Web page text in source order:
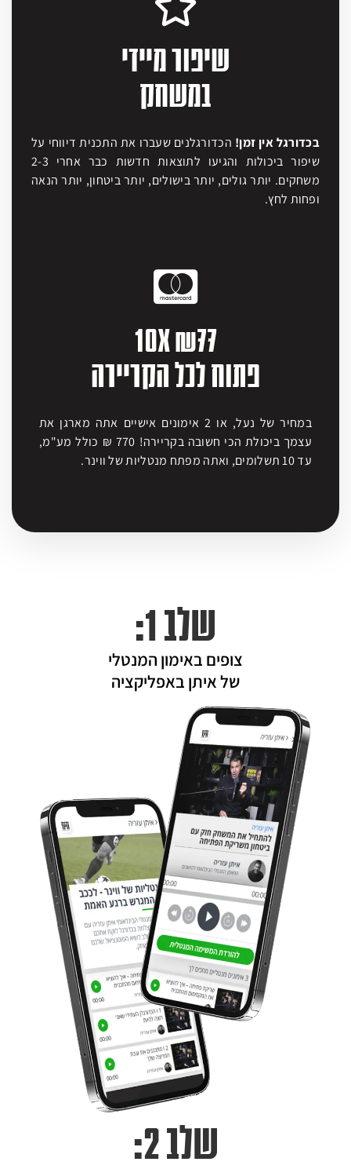
שיפור מיידי
במשחק
בכדורגל אין זמן!הכדורגלנים שעברו את התכנית דיווחי על
שיפור ביכולות
והגיעו לתוצאות חדשות כבר אחרי 2-3
משחקים.יותר גולים, יותר בישולים, יותר ביטחון, יותר הנאה
ופחות לחץ.
10X ₪77
פתוח לכל הקריירה
במחיר של נעל, או 2 אימונים אישיים אתה מארגן את
עצמך ביכולת הכי חשובה בקריירה!
770 ₪ כולל מע"מ,
עד 10 תשלומים, ואתה מפתח מנטליות של ווינר.
שלב 1:
צופים באימון המנטלי
של איתן באפליקציה
שלב 2: